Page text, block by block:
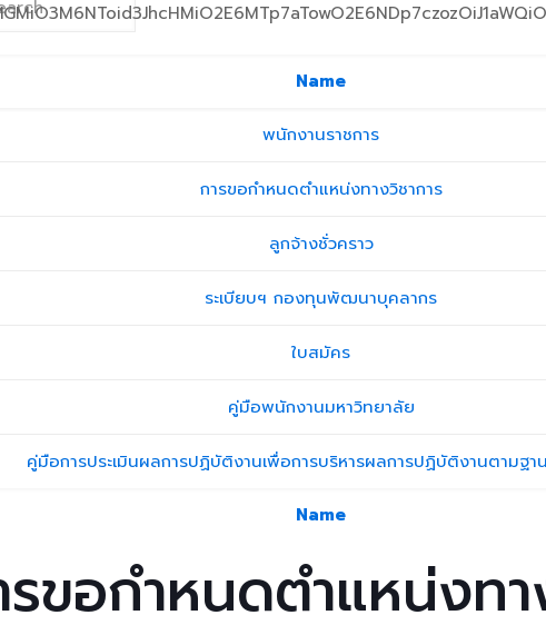
Name
Name
พนักงานราชการ
การขอกำหนดตำแหน่งทางวิชาการ
ลูกจ้างชั่วคราว
ระเบียบฯ กองทุนพัฒนาบุคลากร
ใบสมัคร
คู่มือพนักงานมหาวิทยาลัย
คู่มือการประเมินผลการปฏิบัติงานเพื่อการบริหารผลการปฏิบัติงานตามฐา
ขอกำหนดตำแหน่งทา